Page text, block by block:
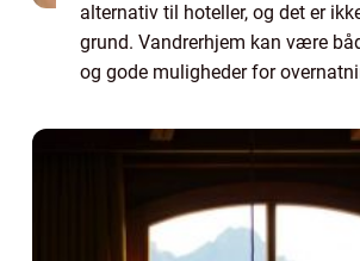
alternativ til hoteller, og det er
grund. Vandrerhjem kan være
og gode muligheder for
venner. Derfor har vi her på